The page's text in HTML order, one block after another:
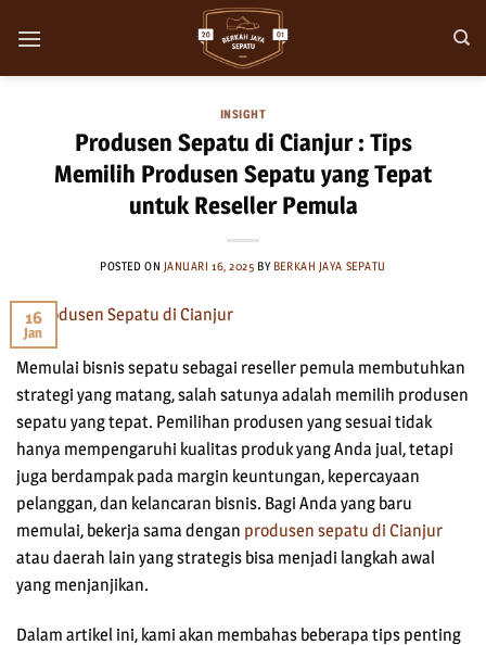
INSIGHT
Produsen Sepatu di Cianjur : Tips
Memilih Produsen Sepatu yang Tepat
untuk Reseller Pemula
POSTED ON JANUARI 16, 2025 BY BERKAH JAYA SEPATU
16
Jan
Memulai bisnis sepatu sebagai reseller pemula membutuhkan
strategi yang matang, salah satunya adalah memilih produsen
sepatu yang tepat. Pemilihan produsen yang sesuai tidak
hanya mempengaruhi kualitas produk yang Anda jual, tetapi
juga berdampak pada margin keuntungan, kepercayaan
pelanggan, dan kelancaran bisnis. Bagi Anda yang baru
memulai, bekerja sama dengan produsen sepatu di Cianjur
atau daerah lain yang strategis bisa menjadi langkah awal
yang menjanjikan.
Dalam artikel ini, kami akan membahas beberapa tips penting